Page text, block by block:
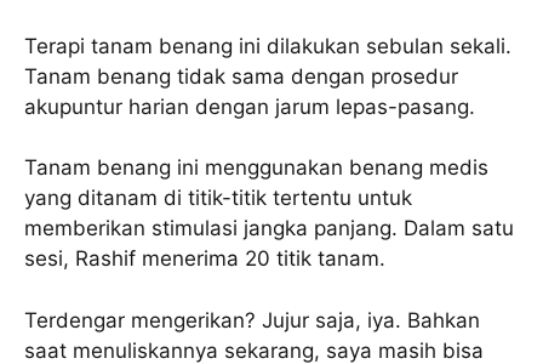
Terapi tanam benang ini dilakukan sebulan sekali.
Tanam benang tidak sama dengan prosedur
akupuntur harian dengan jarum lepas-pasang.
Tanam benang ini menggunakan benang medis
yang ditanam di titik-titik tertentu untuk
memberikan stimulasi jangka panjang. Dalam satu
sesi, Rashif menerima 20 titik tanam.
Terdengar mengerikan? Jujur saja, iya. Bahkan
saat menuliskannya sekarang, saya masih bisa